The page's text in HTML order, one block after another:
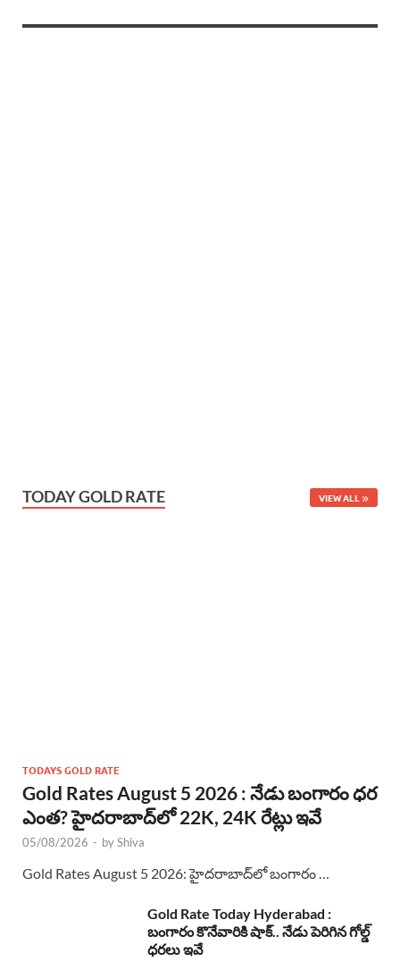
TODAY GOLD RATE VIEW ALL
TODAYS GOLD RATE
Gold Rates August 5 2026 : నేడు బంగారం ధర
ఎంత? హైదరాబాద్‌లో 22K, 24K రేట్లు ఇవే
05/08/2026 - byShiva
Gold Rates August 5 2026: హైదరాబాద్‌లో బంగారం …
Gold Rate Today Hyderabad :
బంగారం కొనేవారికి షాక్.. నేడు పెరిగిన గోల్డ్
ధరలు ఇవే